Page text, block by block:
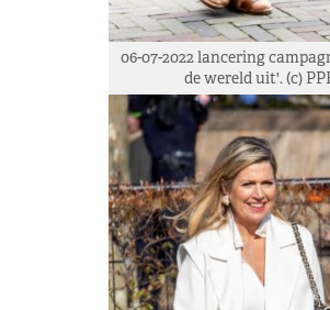
06-07-2022 lancering
de wereld uit'. (c)